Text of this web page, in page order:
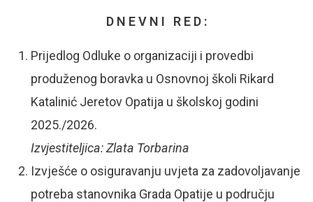
D N E V N I R E D :
Prijedlog Odluke o organizaciji i provedbi
produženog boravka u Osnovnoj školi Rikard
Katalinić Jeretov Opatija u školskoj godini
2025./2026.
Izvjestiteljica: Zlata Torbarina
Izvješće o osiguravanju uvjeta za zadovoljavanje
potreba stanovnika Grada Opatije u području